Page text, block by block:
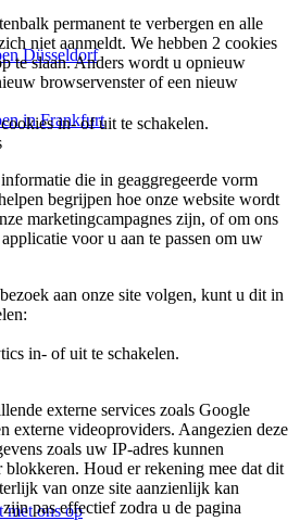
Düsseldorf
in Frankfurt
met ons op
permanent te verbergen en alle
niet aanmeldt. We hebben 2 cookies
te slaan. Anders wordt u opnieuw
browservenster of een nieuw
in- of uit te schakelen.
die in geaggregeerde vorm
begrijpen hoe onze website wordt
marketingcampagnes zijn, of om ons
voor u aan te passen om uw
aan onze site volgen, kunt u dit in
in- of uit te schakelen.
externe services zoals Google
externe videoproviders. Aangezien deze
zoals uw IP-adres kunnen
blokkeren. Houd er rekening mee dat dit
van onze site aanzienlijk kan
pas effectief zodra u de pagina